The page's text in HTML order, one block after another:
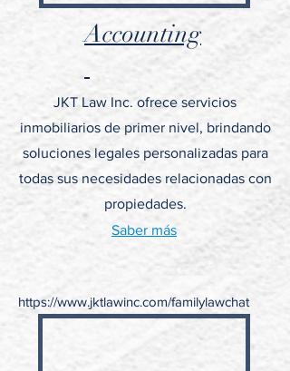
Accounting
JKT Law Inc. ofrece servicios
inmobiliarios de primer nivel, brindando
soluciones legales personalizadas para
todas sus necesidades relacionadas con
propiedades.
Saber más
https://www.jktlawinc.com/familylawchat